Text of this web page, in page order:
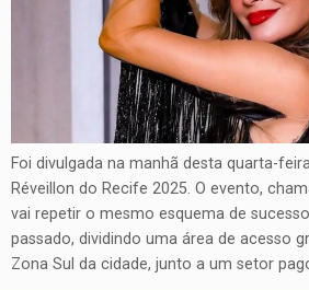
Foi divulgada na manhã desta quarta-
Réveillon do Recife 2025. O evento,
vai repetir o mesmo esquema de
passado, dividindo uma área de acesso
Zona Sul da cidade, junto a um setor